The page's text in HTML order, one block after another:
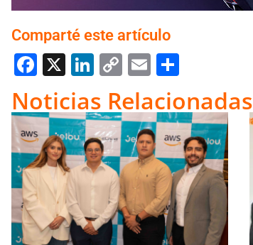
Comparté este artículo
Facebook
X LinkedIn
Copy
Link
Email
Noticias Relacionadas